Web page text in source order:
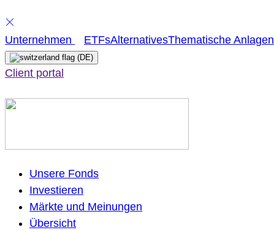
Skip
to
content
Unternehmen ETFsAlternativesThematische Anlagen
(DE)
Client portal
Unsere Fonds
Investieren
Märkte und Meinungen
Übersicht